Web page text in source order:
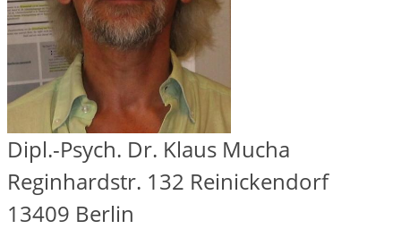
Dipl.-Psych. Dr. Klaus Mucha
Reginhardstr. 132 Reinickendorf
13409 Berlin